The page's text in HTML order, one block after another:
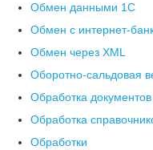
Обмен данными 1С
Обмен с интернет-
Обмен через XML
Оборотно-сальдовая
Обработка документов
Обработка
Обработки